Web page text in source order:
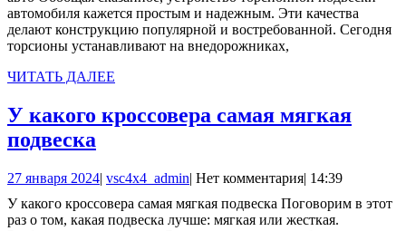
торсионной
подвески
автомобиля кажется простым и надежным. Эти качества
делают конструкцию популярной и востребованной. Сегодня
торсионы устанавливают на внедорожниках,
ЧИТАТЬ ДАЛЕЕ
У какого кроссовера самая мягкая
подвеска
кроссовера
самая
27 января 202427
2024
| vsc4x4_adminvsc4x4_admin
| Нет комментария| 14:39
У какого кроссовера самая мягкая подвеска Поговорим в этот
раз о том, какая подвеска лучше: мягкая или жесткая.